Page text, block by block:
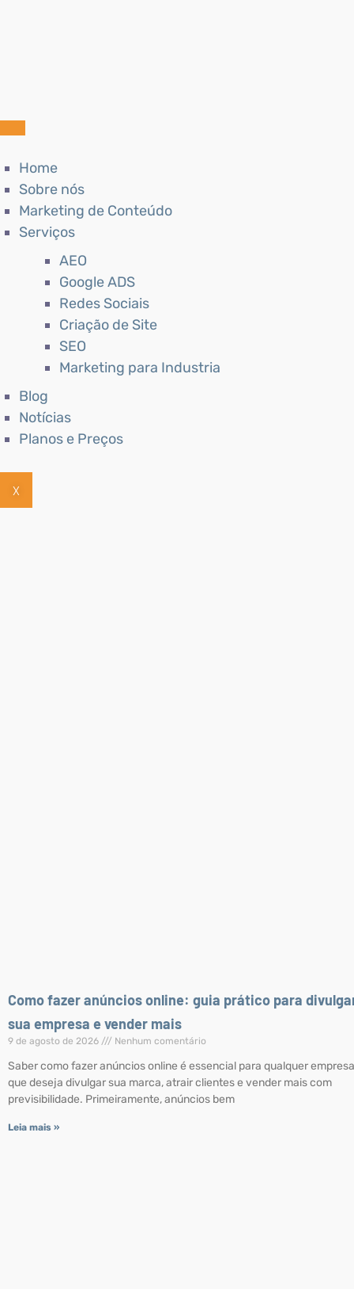
Home
Sobre nós
Marketing de Conteúdo
Serviços
AEO
Google ADS
Redes Sociais
Criação de Site
SEO
Marketing para Industria
Blog
Notícias
Planos e Preços
X
Como fazer anúncios online: guia prático para
sua empresa e vender mais
9 de agosto de 2026 Nenhum comentário
Saber como fazer anúncios online é essencial para qualquer empresa
que deseja divulgar sua marca, atrair clientes e vender mais com
previsibilidade. Primeiramente, anúncios bem
Leia mais »